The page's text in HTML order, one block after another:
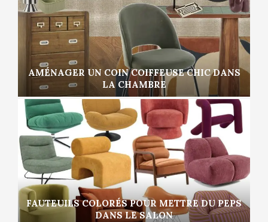
AMÉNAGER UN COIN COIFFEUSE CHIC DANS
LA CHAMBRE
FAUTEUILS COLORÉS POUR METTRE DU PEPS
DANS LE SALON